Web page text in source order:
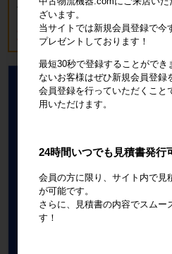
ブルー
18,700円 税込20,570円
ざいます。
当サイトでは新規会員登録で今
プレゼントしております！
最短30秒で登録することができ
ないお客様はぜひ新規会員登録
会員登録を行っていただくこと
用いただけます。
24時間いつでも見積書発行
会員の方に限り、サイト内で見
が可能です。
さらに、見積書の内容でスムー
す！